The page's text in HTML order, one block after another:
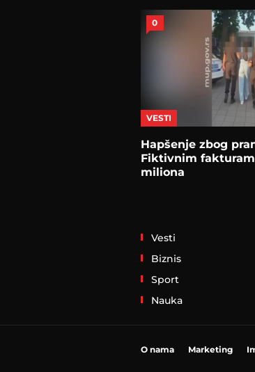
0
VESTI
Hapšenje zbog
Fiktivnim
miliona
Vesti
Biznis
Sport
Nauka
O nama Marketing